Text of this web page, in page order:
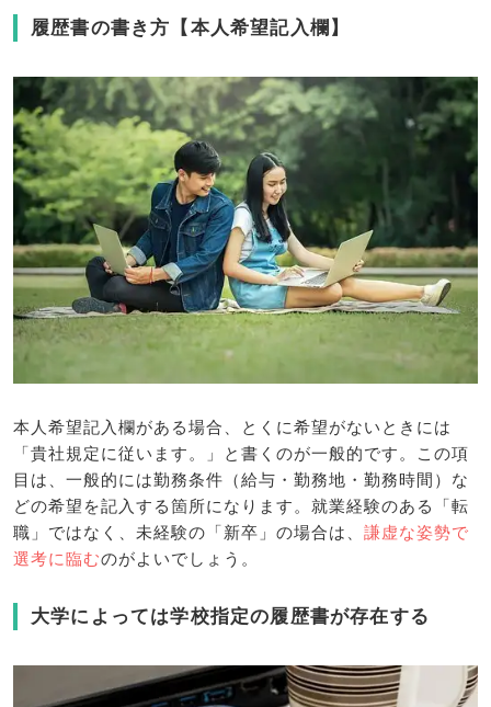
履歴書の書き方【本人希望記入欄】
本人希望記入欄がある場合、とくに希望がないときには
「貴社規定に従います。」と書くのが一般的です。この項
目は、一般的には勤務条件（給与・勤務地・勤務時間）な
どの希望を記入する箇所になります。就業経験のある「転
職」ではなく、未経験の「新卒」の場合は、 謙虚な姿勢で
選考に臨むのがよいでしょう。
大学によっては学校指定の履歴書が存在する